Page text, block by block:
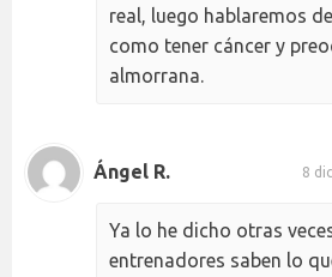
real, luego hablaremos
como tener cáncer y
almorrana.
Ángel R. 8
Ya lo he dicho otras
entrenadores saben lo